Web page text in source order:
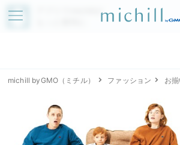
アプリでmichillが
michill byGMO（ミチル） ファッション お